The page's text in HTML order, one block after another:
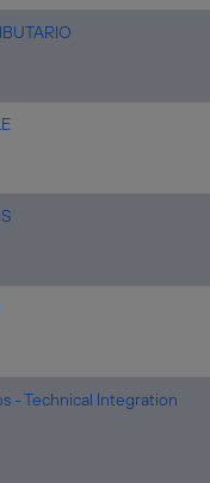
- Technical Integration